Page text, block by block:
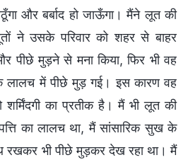
और बर्बाद हो जाऊँगा। मैंने लूत की
ने उसके परिवार को शहर से बाहर
पीछे मुड़ने से मना किया, फिर भी वह
लालच में पीछे मुड़ गई। इस कारण वह
का प्रतीक है। मैं भी लूत की
का लालच था, मैं सांसारिक सुख के
रखकर भी पीछे मुड़कर देख रहा था। मैं